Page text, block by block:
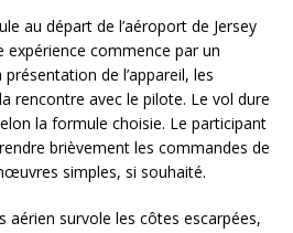
au départ de l’aéroport de Jersey
expérience commence par un
de l’appareil, les
rencontre avec le pilote. Le vol dure
la formule choisie. Le participant
brièvement les commandes de
simples, si souhaité.
aérien survole les côtes escarpées,